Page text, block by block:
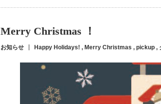
Merry Christmas ！
お知らせ Happy Holidays! , Merry Christmas , pickup ,